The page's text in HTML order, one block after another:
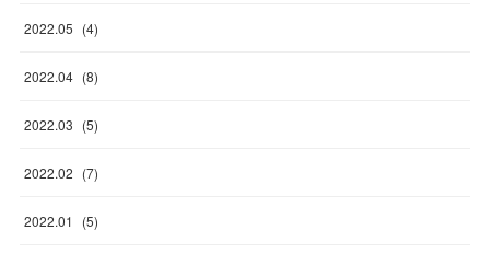
2022.05 (4)
2022.04 (8)
2022.03 (5)
2022.02 (7)
2022.01 (5)